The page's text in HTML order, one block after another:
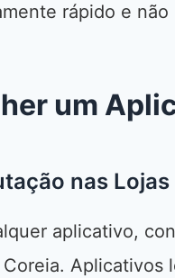
rápido e
um
nas
aplicativo,